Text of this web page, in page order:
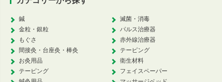
鍼
金粒・銀粒
もぐさ
間接灸・台座灸・棒灸
お灸用品
テーピング
滅菌・消毒
パルス治療器
赤外線治療器
テーピング
衛生材料
フェイスペーパー